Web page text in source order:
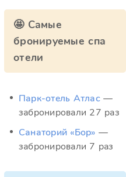
🤩 Самые
бронируемые спа
отели
Парк-отель Атлас —
забронировали 27 раз
Санаторий «Бор» —
забронировали 7 раз